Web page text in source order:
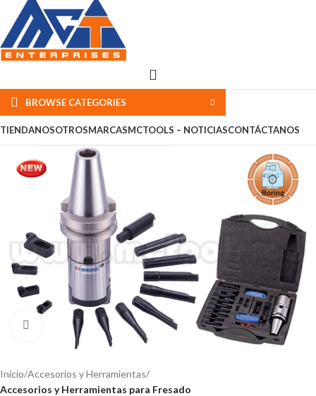
BROWSE CATEGORIES
TIENDANOSOTROSMARCASMCTOOLS – NOTICIASCONTÁCTANOS
Click to enlarge
Inicio Accesorios y Herramientas
Accesorios y Herramientas para Fresado